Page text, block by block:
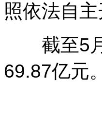
照依法自
截至5月
69.87亿元